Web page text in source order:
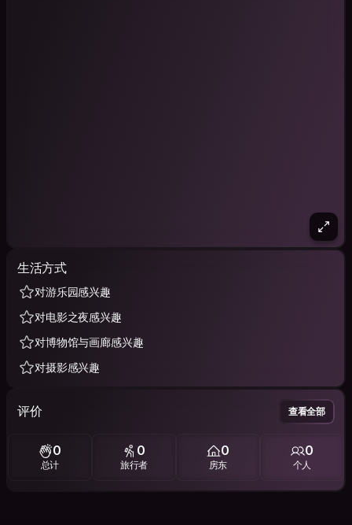
生活方式
对游乐园感兴趣
对电影之夜感兴趣
对博物馆与画廊感兴趣
对摄影感兴趣
评价 查看全部
0
总计
0
旅行者
0
房东
0
个人